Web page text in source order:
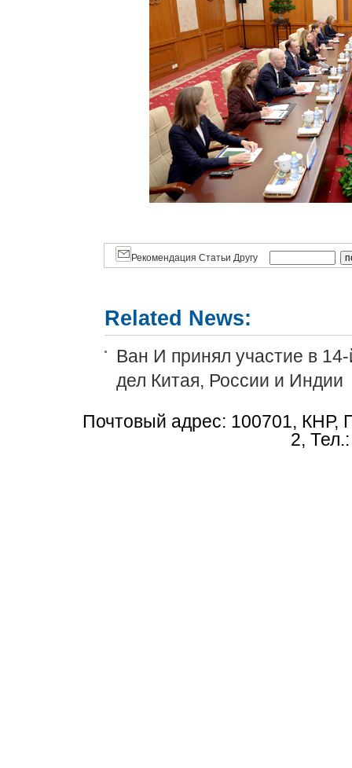
Рекомендация Статьи Другу
Related News:
Ван И принял участие в
дел Китая, России и Индии
Почтовый адрес: 100701, КНР,
2,